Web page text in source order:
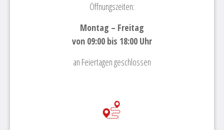
Öffnungszeiten:
Montag – Freitag
von 09:00 bis 18:00 Uhr
an Feiertagen geschlossen